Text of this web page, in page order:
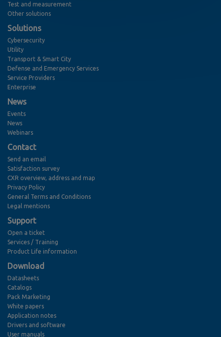
Test and measurement
Other solutions
Solutions
Cybersecurity
Utility
Transport & Smart City
Defense and Emergency Services
Service Providers
Enterprise
News
Events
News
Webinars
Contact
Send an email
Satisfaction survey
CXR overview, address and map
Privacy Policy
General Terms and Conditions
Legal mentions
Support
Open a ticket
Services / Training
Product Life information
Download
Datasheets
Catalogs
Pack Marketing
White papers
Application notes
Drivers and software
User manuals